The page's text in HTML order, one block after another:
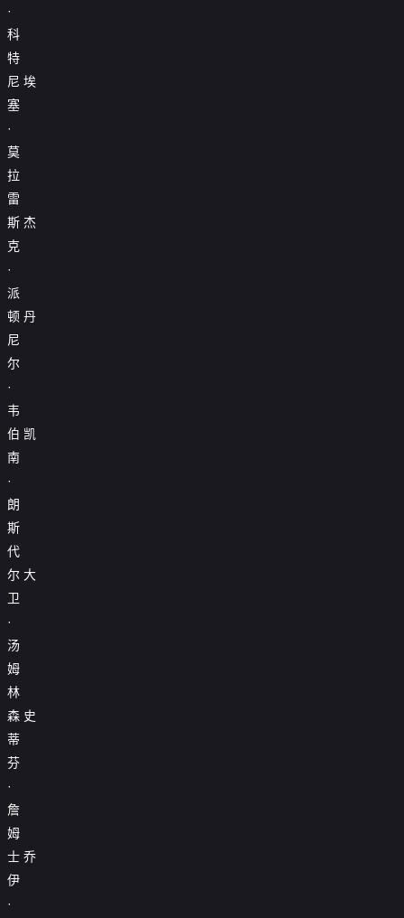
·
科
特
尼 埃
塞
·
莫
拉
雷
斯 杰
克
·
派
顿 丹
尼
尔
·
韦
伯 凯
南
·
朗
斯
代
尔 大
卫
·
汤
姆
林
森 史
蒂
芬
·
詹
姆
士 乔
伊
·